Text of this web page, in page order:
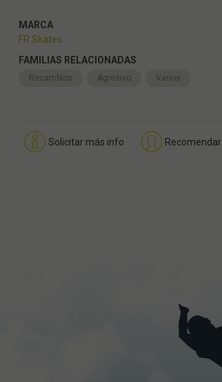
MARCA
FR Skates
FAMILIAS RELACIONADAS
Recambios Agresivo Varios
Solicitar más info Recomendar